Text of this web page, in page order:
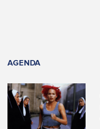
AGENDA